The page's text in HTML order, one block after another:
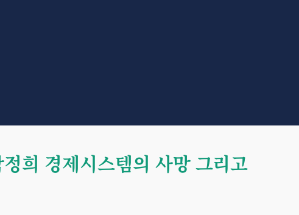
희 경제시스템의 사망 그리고